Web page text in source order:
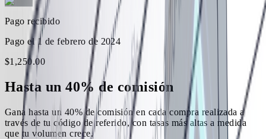
Pago recibido
Pago el 1 de febrero de 2024
$1,250.00
Hasta un 40% de comisión
Gana hasta un 40% de comisión en cada compra realizada a
través de tu código de referido, con tasas más altas a medida
que tu volumen crece.